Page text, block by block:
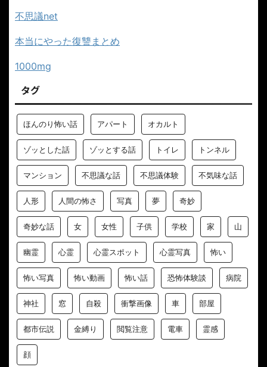
不思議net
本当にやった復讐まとめ
1000mg
タグ
ほんのり怖い話 アパート オカルト
ゾッとした話 ゾッとする話 トイレ トンネル
マンション 不思議な話 不思議体験 不気味な話
人形 人間の怖さ 写真 夢 奇妙
奇妙な話 女 女性 子供 学校 家 山
幽霊 心霊 心霊スポット 心霊写真 怖い
怖い写真 怖い動画 怖い話 恐怖体験談 病院
神社 窓 自殺 衝撃画像 車 部屋
都市伝説 金縛り 閲覧注意 電車 霊感
顔